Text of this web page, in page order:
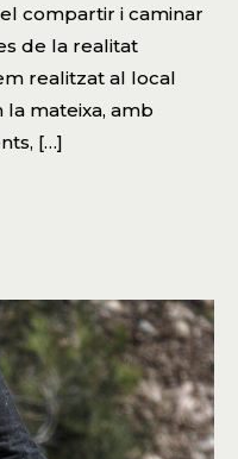
compartir i caminar
de la realitat
realitzat al local
la mateixa, amb
[…]